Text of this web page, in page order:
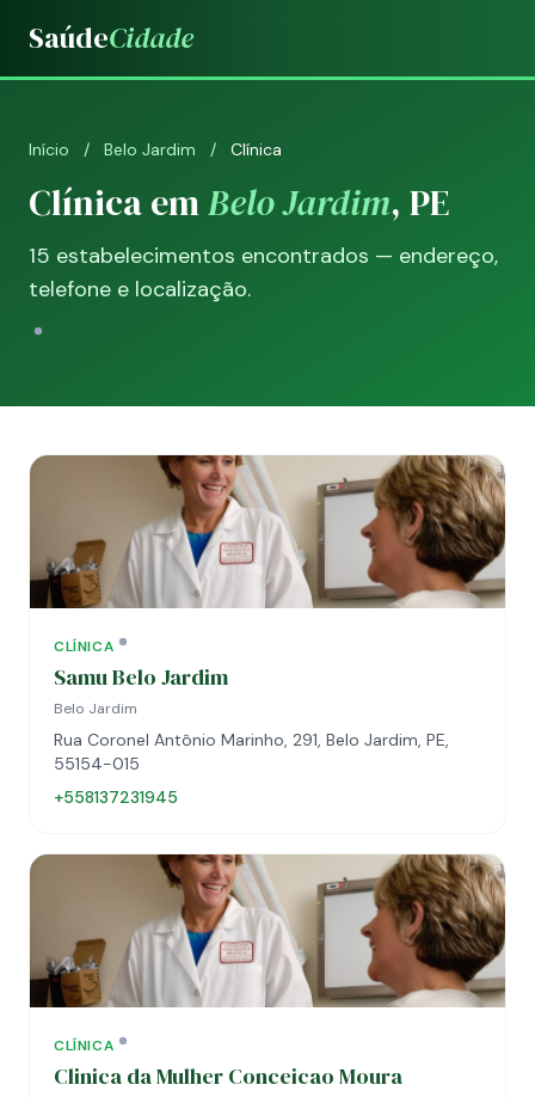
SaúdeCidade
Início / Belo Jardim / Clínica
Clínica emBelo Jardim, PE
15 estabelecimentos encontrados — endereço,
telefone e localização.
CLÍNICA
Samu Belo Jardim
Belo Jardim
Rua Coronel Antônio Marinho, 291, Belo Jardim, PE,
55154-015
+558137231945
CLÍNICA
Clinica da Mulher Conceicao Moura